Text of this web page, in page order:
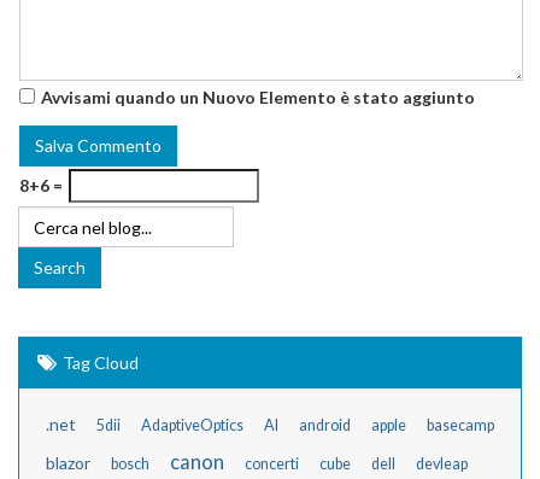
Avvisami quando un Nuovo Elemento è stato aggiunto
8+6 =
Tag Cloud
.net 5dii AdaptiveOptics AI android apple basecamp
blazor bosch canon concerti cube dell devleap